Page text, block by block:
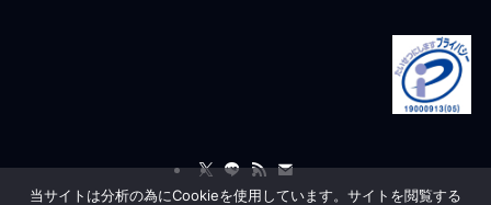
当サイトは分析の為にCookieを使用しています。サイトを閲覧する